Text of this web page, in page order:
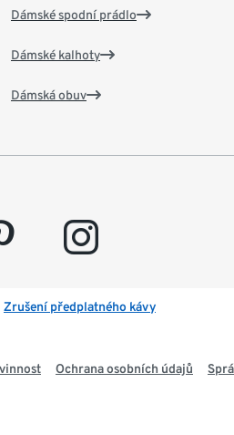
Dámské spodní prádlo
Dámské kalhoty
Dámská obuv
instagram
Zrušení předplatného kávy
Ochrana osobních údajů